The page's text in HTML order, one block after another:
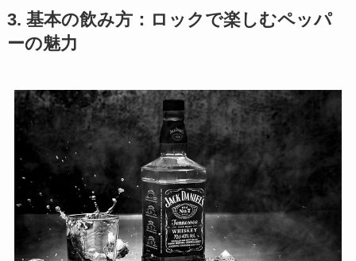
3. 基本の飲み方：ロックで楽しむペッパ
ーの魅力